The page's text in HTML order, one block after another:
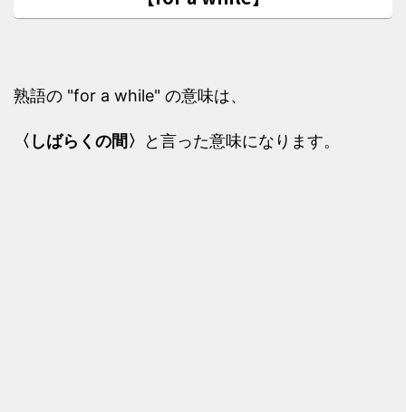
熟語の "for a while" の意味は、
〈しばらくの間〉 と言った意味になります。